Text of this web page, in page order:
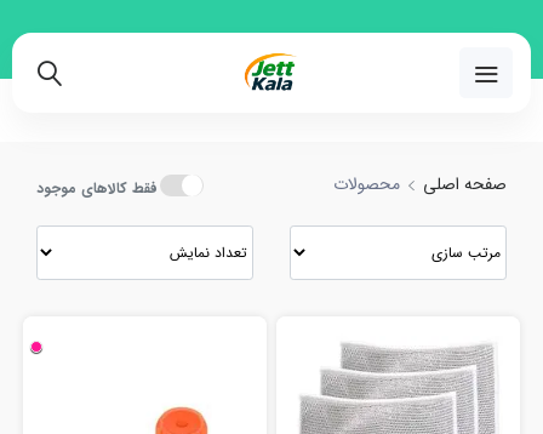
و مقایسه انواع محصولات با بهترین قیمت
صفحه اصلی محصولات فقط کالاهای موجود